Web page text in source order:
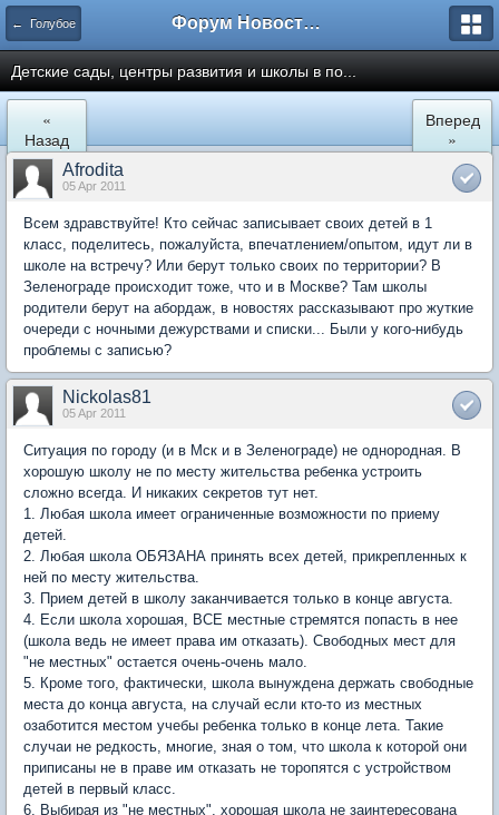
← Голубое Форум Новостройки
Детские сады, центры развития и школы в по...
«
Назад
Вперед
»
Afrodita
05 Apr 2011
Всем здравствуйте! Кто сейчас записывает своих детей в 1
класс, поделитесь, пожалуйста, впечатлением/опытом, идут ли в
школе на встречу? Или берут только своих по территории? В
Зеленограде происходит тоже, что и в Москве? Там школы
родители берут на абордаж, в новостях рассказывают про жуткие
очереди с ночными дежурствами и списки... Были у кого-нибудь
проблемы с записью?
Nickolas81
05 Apr 2011
Ситуация по городу (и в Мск и в Зеленограде) не однородная. В
хорошую школу не по месту жительства ребенка устроить
сложно всегда. И никаких секретов тут нет.
1. Любая школа имеет ограниченные возможности по приему
детей.
2. Любая школа ОБЯЗАНА принять всех детей, прикрепленных к
ней по месту жительства.
3. Прием детей в школу заканчивается только в конце августа.
4. Если школа хорошая, ВСЕ местные стремятся попасть в нее
(школа ведь не имеет права им отказать). Свободных мест для
"не местных" остается очень-очень мало.
5. Кроме того, фактически, школа вынуждена держать свободные
места до конца августа, на случай если кто-то из местных
озаботится местом учебы ребенка только в конце лета. Такие
случаи не редкость, многие, зная о том, что школа к которой они
приписаны не в праве им отказать не торопятся с устройством
детей в первый класс.
6. Выбирая из "не местных", хорошая школа не заинтересована